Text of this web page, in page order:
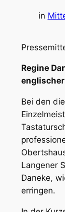
in
Regine
Bei den
Langener
Daneke,
erringen.